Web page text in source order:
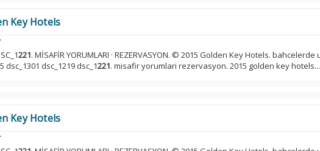
Key Hotels
221. MİSAFİR YORUMLARI · REZERVASYON. © 2015 Golden Key Hotels. bahcelerde
dsc_1219 dsc_1221. misafir yorumlari rezervasyon. 2015 golden key hotels...
Key Hotels